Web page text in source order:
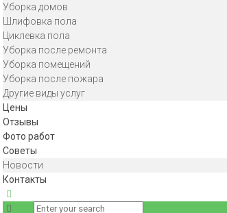
Уборка домов
Шлифовка пола
Циклевка пола
Уборка после ремонта
Уборка помещений
Уборка после пожара
Другие виды услуг
Цены
Отзывы
Фото работ
Советы
Новости
Контакты
Чем отмыть плитку после ремонта
Помыть хрустальную люстру
Устранение запахов в квартире
Правила уборки – это важно
Как делать уборку правильно
Как убрать неприятный запах
Уборка в квартире с чего начать
Как быстро убраться в квартире
Как правильно мыть окна
Как почистить диван
Как почистить ковер
Циклевка пола в Нижнем Новгороде
Уборка в школе и классах